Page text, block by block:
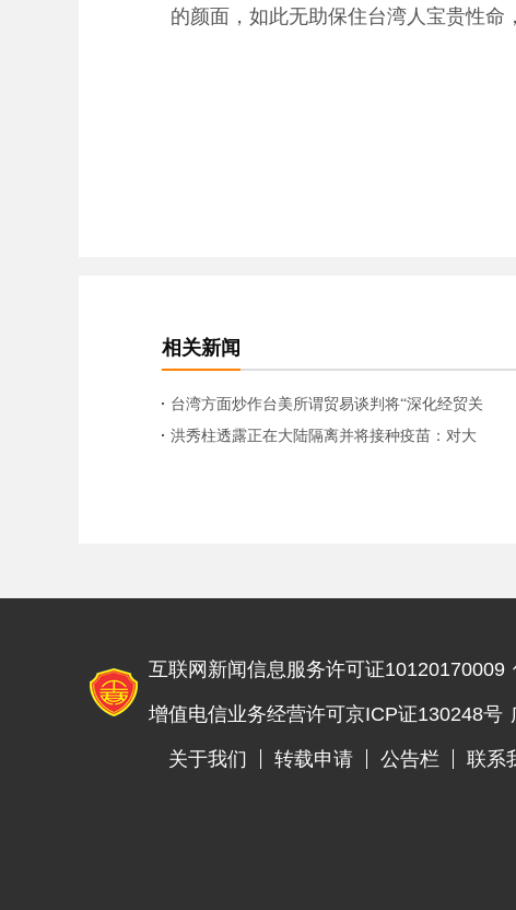
的颜面，如此无助保住台湾人宝贵性命
相关新闻
台湾方面炒作台美所谓贸易谈判将“深化经贸关
系”
洪秀柱透露正在大陆隔离并将接种疫苗：对大
互联网新闻信息服务许可证10120170009
增值电信业务经营许可京ICP证130248号
关于我们 转载申请 公告栏 联系